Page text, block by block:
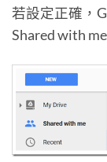
若設定正確，
Shared with